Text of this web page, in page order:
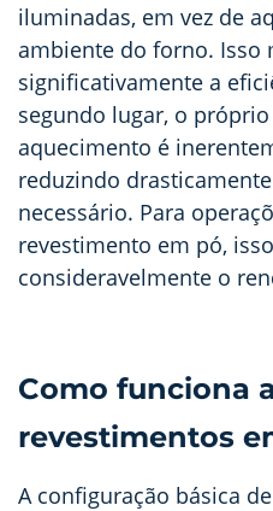
iluminadas, em vez de
ambiente do forno. Isso
significativamente a
segundo lugar, o
aquecimento é
reduzindo
necessário. Para
revestimento em pó,
consideravelmente o
Como funciona
revestimentos
A configuração básica